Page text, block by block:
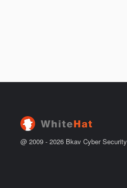
@ 2009 - 2026 Bkav Cyber Security